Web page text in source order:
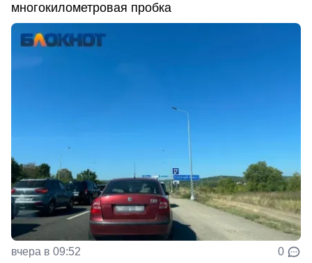
многокилометровая пробка
вчера в 09:52 0